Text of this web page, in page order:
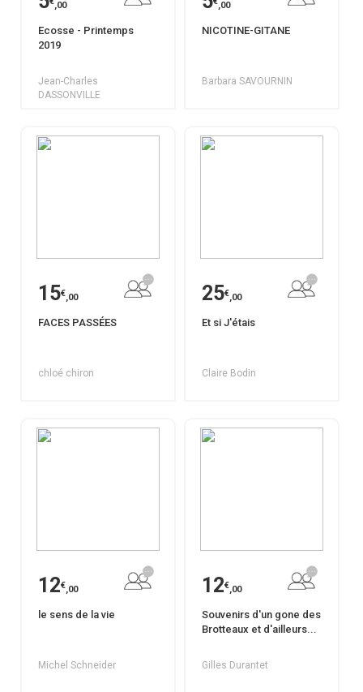
,00
Ecosse - Printemps
2019
Jean-Charles
DASSONVILLE
,00
NICOTINE-GITANE
Barbara SAVOURNIN
15€,00
FACES PASSÉES
chloé chiron
25€,00
Et si J'étais
Claire Bodin
12€,00
le sens de la vie
Michel Schneider
12€,00
Souvenirs d'un gone des
Brotteaux et d'ailleurs...
Gilles Durantet